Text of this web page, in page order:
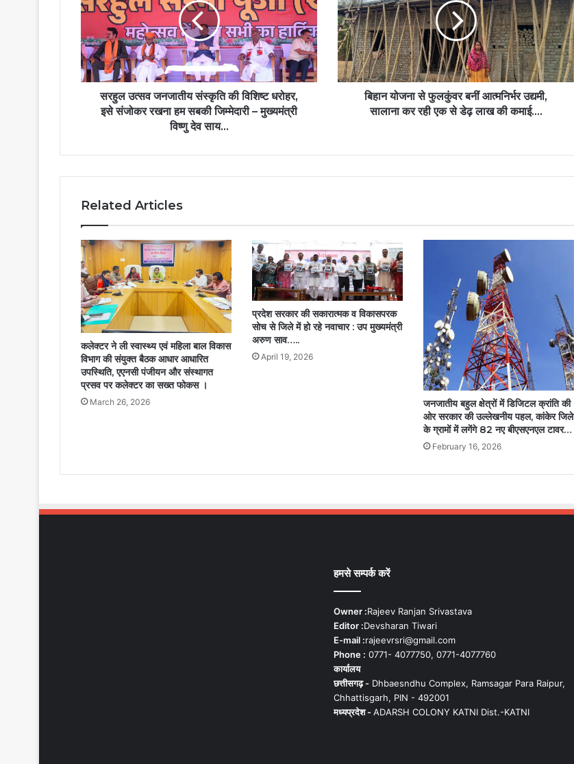
संस्कृति
विशिष्ट
धरोहर,
इसे
संजोकर
साय…
सरहुल उत्सव जनजातीय संस्कृति की विशिष्ट धरोहर,
इसे संजोकर रखना हम सबकी जिम्मेदारी – मुख्यमंत्री
विष्णु देव साय…
फुलकुंवर
बनीं
आत्मनिर्भर
उद्यमी,
सालाना
कर
बिहान योजना से फुलकुंवर बनीं आत्मनिर्भर उद्यमी,
सालाना कर रही एक से डेढ़ लाख की कमाई….
Related Articles
कलेक्टर ने ली स्वास्थ्य एवं महिला बाल विकास
विभाग की संयुक्त बैठक आधार आधारित
उपस्थिति, एएनसी पंजीयन और संस्थागत
प्रसव पर कलेक्टर का सख्त फोकस ।
March 26, 2026
प्रदेश सरकार की सकारात्मक व विकासपरक
सोच से जिले में हो रहे नवाचार : उप मुख्यमंत्री
अरुण साव…..
April 19, 2026
जनजातीय बहुल क्षेत्रों में डिजिटल क्रांति की
ओर सरकार की उल्लेखनीय पहल, कांकेर जिले
के ग्रामों में लगेंगे 82 नए बीएसएनएल टावर…
February 16, 2026
हमसे सम्पर्क करें
Owner :Rajeev Ranjan Srivastava
Editor :Devsharan Tiwari
E-mail :rajeevrsri@gmail.com
Phone : 0771- 4077750, 0771-4077760
कार्यालय
छत्तीसगढ़ -Dhbaesndhu Complex, Ramsagar Para Raipur,
Chhattisgarh, PIN - 492001
मध्यप्रदेश -ADARSH COLONY KATNI Dist.-KATNI